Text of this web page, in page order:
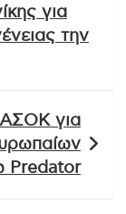
για
την
για
Predator